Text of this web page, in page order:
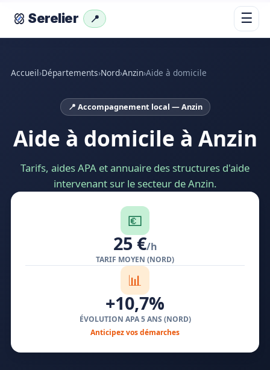
Serelier 📍 ☰
Accueil›Départements›Nord›Anzin›Aide à domicile
📍 Accompagnement local — Anzin
Aide à domicile à Anzin
Tarifs, aides APA et annuaire des structures d'aide
intervenant sur le secteur de Anzin.
💶
25 €/h
TARIF MOYEN (NORD)
📊
+10,7%
ÉVOLUTION APA 5 ANS (NORD)
Anticipez vos démarches